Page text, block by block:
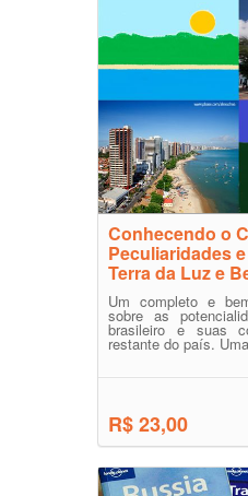
Conhecendo o
Peculiaridades
Terra da Luz e
Um completo e
sobre as
brasileiro e suas
restante do país.
R$ 23,00